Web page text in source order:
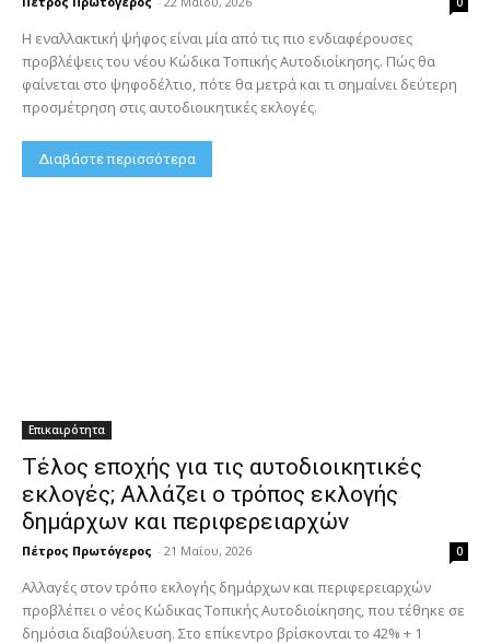
Η εναλλακτική ψήφος είναι μία από τις πιο ενδιαφέρουσες
προβλέψεις του νέου Κώδικα Τοπικής Αυτοδιοίκησης. Πώς θα
φαίνεται στο ψηφοδέλτιο, πότε θα μετρά και τι σημαίνει δεύτερη
προσμέτρηση στις αυτοδιοικητικές εκλογές.
Διαβάστε περισσότερα
Επικαιρότητα
Τέλος εποχής για τις αυτοδιοικητικές
εκλογές; Αλλάζει ο τρόπος εκλογής
δημάρχων και περιφερειαρχών
Πέτρος Πρωτόγερος - 21 Μαΐου, 2026 0
Αλλαγές στον τρόπο εκλογής δημάρχων και περιφερειαρχών
προβλέπει ο νέος Κώδικας Τοπικής Αυτοδιοίκησης, που τέθηκε σε
δημόσια διαβούλευση. Στο επίκεντρο βρίσκονται το 42% + 1